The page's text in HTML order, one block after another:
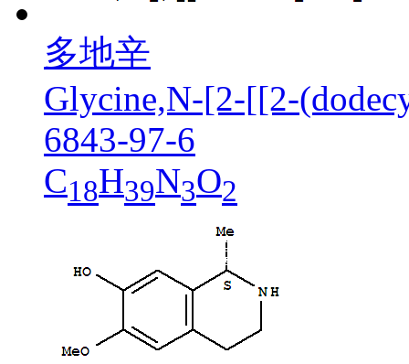
多地辛
Glycine,N-[2-[[2-
6843-97-6
C18H39N3O2